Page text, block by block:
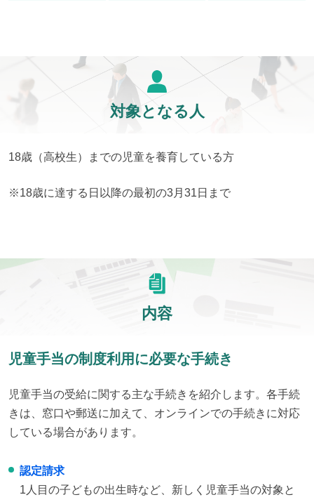
対象となる人
18歳（高校生）までの児童を養育している方
※18歳に達する日以降の最初の3月31日まで
内容
児童手当の制度利用に必要な手続き
児童手当の受給に関する主な手続きを紹介します。各手続
きは、窓口や郵送に加えて、オンラインでの手続きに対応
している場合があります。
認定請求
1人目の子どもの出生時など、新しく児童手当の対象と